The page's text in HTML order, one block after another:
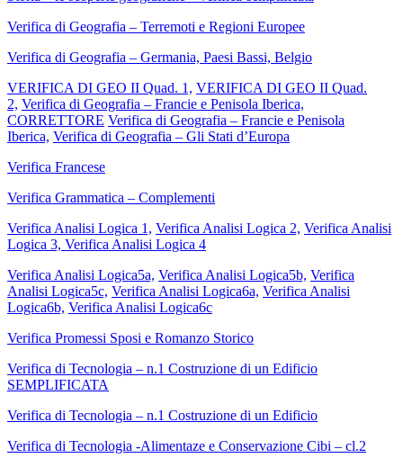
Verifica di Geografia – Terremoti e Regioni Europee
Verifica di Geografia – Germania, Paesi Bassi, Belgio
VERIFICA DI GEO II Quad. 1, VERIFICA DI GEO II Quad.
2, Verifica di Geografia – Francie e Penisola Iberica,
CORRETTORE Verifica di Geografia – Francie e Penisola
Iberica, Verifica di Geografia – Gli Stati d’Europa
Verifica Francese
Verifica Grammatica – Complementi
Verifica Analisi Logica 1, Verifica Analisi Logica 2, Verifica Analisi
Logica 3, Verifica Analisi Logica 4
Verifica Analisi Logica5a, Verifica Analisi Logica5b, Verifica
Analisi Logica5c, Verifica Analisi Logica6a, Verifica Analisi
Logica6b, Verifica Analisi Logica6c
Verifica Promessi Sposi e Romanzo Storico
Verifica di Tecnologia – n.1 Costruzione di un Edificio
SEMPLIFICATA
Verifica di Tecnologia – n.1 Costruzione di un Edificio
Verifica di Tecnologia -Alimentaze e Conservazione Cibi – cl.2